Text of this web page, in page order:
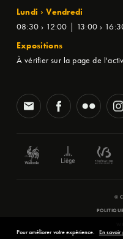
Lundi › Vendredi
08:30 › 12:00 | 13:00 ›
Expositions
À vérifier sur la page de
©
Pour améliorer votre expérience. En savoir